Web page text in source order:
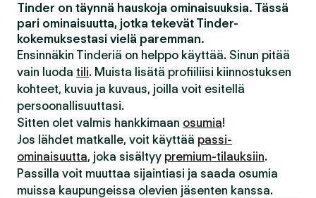
Tinder on täynnä hauskoja ominaisuuksia. Tässä
pari ominaisuutta, jotka tekevät Tinder-
kokemuksestasi vielä paremman.
Ensinnäkin Tinderiä on helppo käyttää. Sinun pitää
vain luoda tili. Muista lisätä profiiliisi kiinnostuksen
kohteet, kuvia ja kuvaus, joilla voit esitellä
persoonallisuuttasi.
Sitten olet valmis hankkimaan osumia!
Jos lähdet matkalle, voit käyttää passi-
ominaisuutta, joka sisältyy premium-tilauksiin.
Passilla voit muuttaa sijaintiasi ja saada osumia
muissa kaupungeissa olevien jäsenten kanssa.